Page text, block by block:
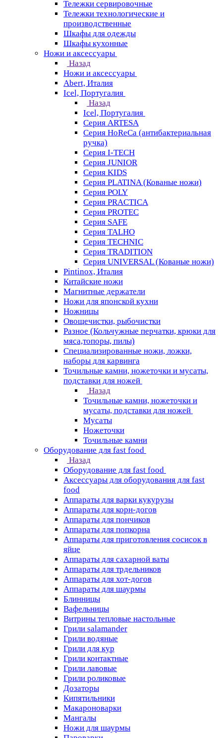
Тележки сервировочные
Тележки технологические и
производственные
Шкафы для одежды
Шкафы кухонные
Ножи и аксессуары
Назад
Ножи и аксессуары
Abert, Италия
Icel, Португалия
Назад
Icel, Португалия
Серия ARTESA
Серия HoReCa (антибактериальная
ручка)
Серия I-TECH
Серия JUNIOR
Серия KIDS
Серия PLATINA (Кованые ножи)
Серия POLY
Серия PRACTICA
Серия PROTEC
Серия SAFE
Серия TALHO
Серия TECHNIC
Серия TRADITION
Серия UNIVERSAL (Кованые ножи)
Pintinox, Италия
Китайские ножи
Магнитные держатели
Ножи для японской кухни
Ножницы
Овощечистки, рыбочистки
Разное (Кольчужные перчатки, крюки для
мяса,топоры, пилы)
Специализированные ножи, ложки,
наборы для карвинга
Точильные камни, ножеточки и мусаты,
подставки для ножей
Назад
Точильные камни, ножеточки и
мусаты, подставки для ножей
Мусаты
Ножеточки
Точильные камни
Оборудование для fast food
Назад
Оборудование для fast food
Аксессуары для оборудования для fast
food
Аппараты для варки кукурузы
Аппараты для корн-догов
Аппараты для пончиков
Аппараты для попкорна
Аппараты для приготовления сосисок в
яйце
Аппараты для сахарной ваты
Аппараты для трдельников
Аппараты для хот-догов
Аппараты для шаурмы
Блинницы
Вафельницы
Витрины тепловые настольные
Грили salamander
Грили водяные
Грили для кур
Грили контактные
Грили лавовые
Грили роликовые
Дозаторы
Кипятильники
Макароноварки
Мангалы
Ножи для шаурмы